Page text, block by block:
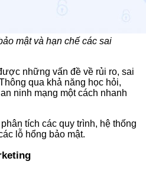
mật và hạn chế các sai
những vấn đề về rủi ro, sai
qua khả năng học hỏi,
ninh mạng một cách nhanh
tích các quy trình, hệ thống
lỗ hổng bảo mật.